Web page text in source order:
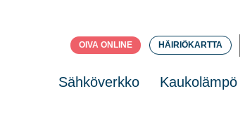
OIVA ONLINE HÄIRIÖKARTTA
Sähköverkko Kaukolämpö